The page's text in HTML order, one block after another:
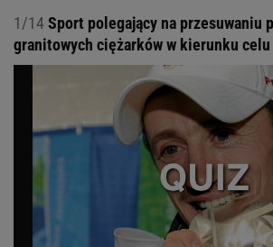
1/14Sport polegający na przesuwaniu
granitowych ciężarków w kierunku